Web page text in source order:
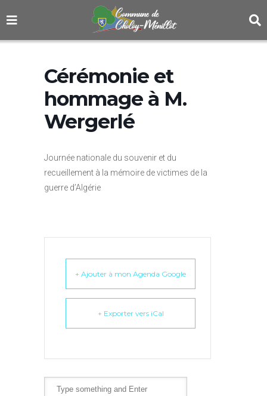
Cérémonie et
hommage à M.
Wergerlé
Journée nationale du souvenir et du
recueillement à la mémoire de victimes de la
guerre d’Algérie
+ Ajouter à mon Agenda Google
+ Exporter vers iCal